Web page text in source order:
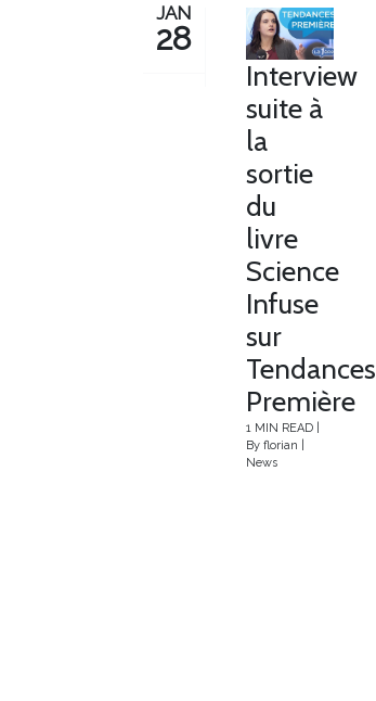
JAN
28
Interview
suite à
la
sortie
du
livre
Science
Infuse
sur
Tendances
Première
1 MIN READ
By florian
News